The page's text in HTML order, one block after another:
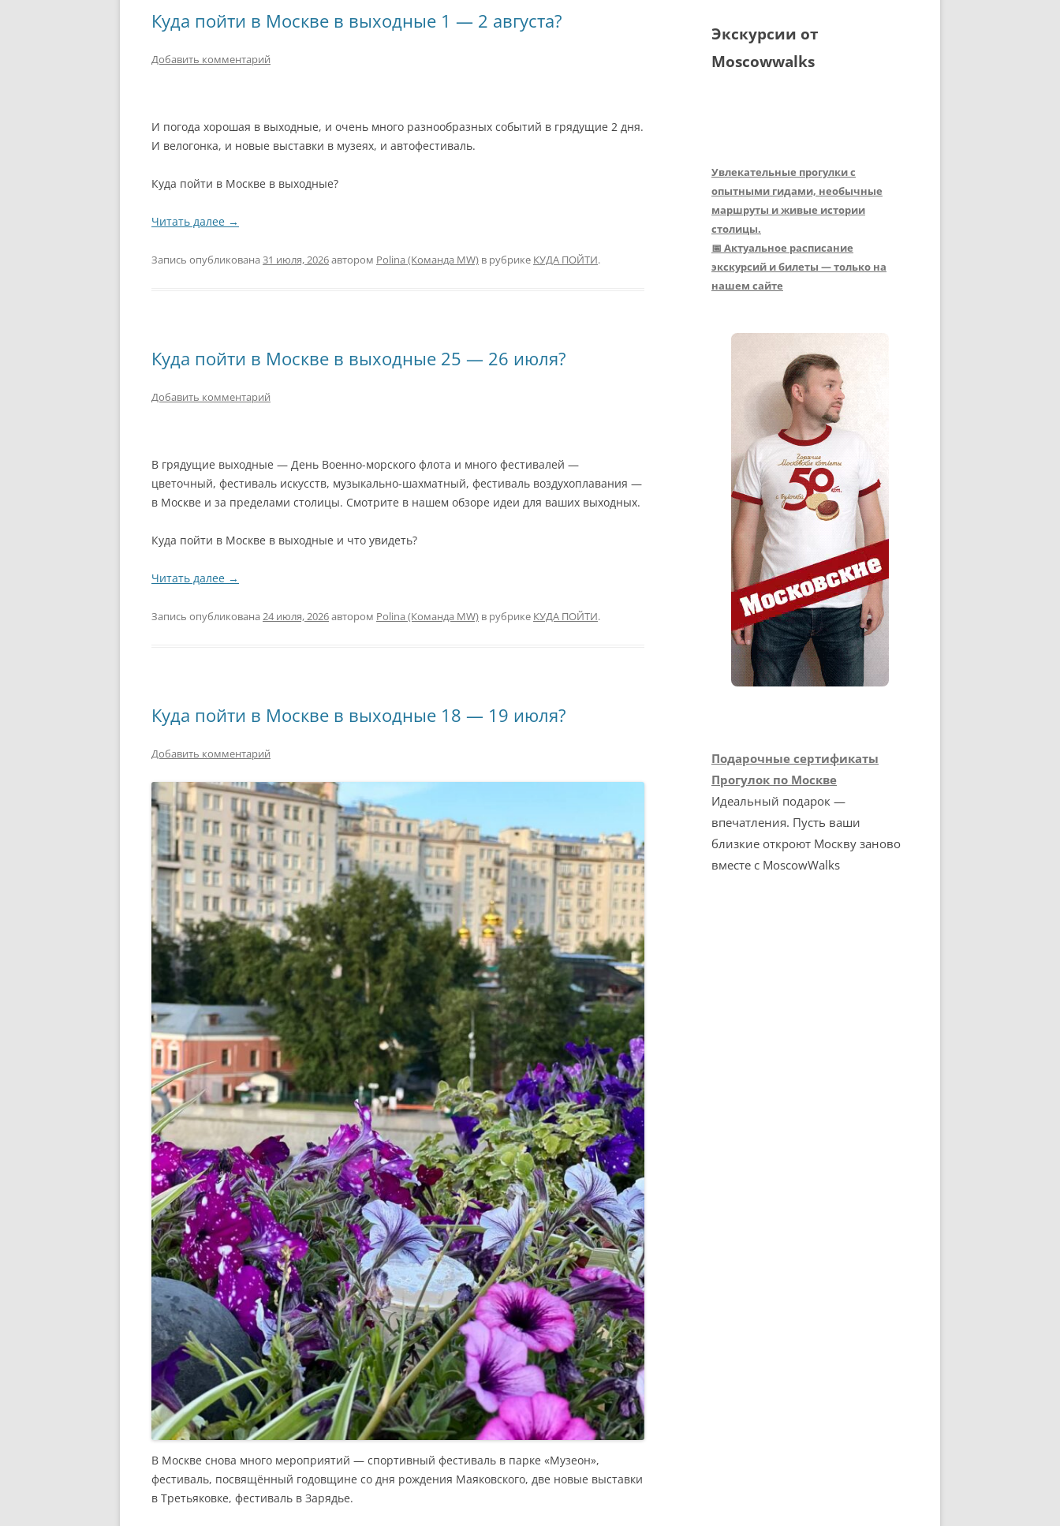
Куда пойти в Москве в выходные 1 — 2 августа?
Добавить комментарий
И погода хорошая в выходные, и очень много разнообразных событий в грядущие 2 дня.
И велогонка, и новые выставки в музеях, и автофестиваль.
Куда пойти в Москве в выходные?
Читать далее →
Запись опубликована 31 июля, 2026автором Polina (Команда MW) в рубрике КУДА ПОЙТИ.
Куда пойти в Москве в выходные 25 — 26 июля?
Добавить комментарий
В грядущие выходные — День Военно-морского флота и много фестивалей —
цветочный, фестиваль искусств, музыкально-шахматный, фестиваль воздухоплавания —
в Москве и за пределами столицы. Смотрите в нашем обзоре идеи для ваших выходных.
Куда пойти в Москве в выходные и что увидеть?
Читать далее →
Запись опубликована 24 июля, 2026автором Polina (Команда MW) в рубрике КУДА ПОЙТИ.
Куда пойти в Москве в выходные 18 — 19 июля?
Добавить комментарий
В Москве снова много мероприятий — спортивный фестиваль в парке «Музеон»,
фестиваль, посвящённый годовщине со дня рождения Маяковского, две новые выставки
в Третьяковке, фестиваль в Зарядье.
Экскурсии от
Moscowwalks
Увлекательные прогулки с
опытными гидами, необычные
маршруты и живые истории
столицы.
📅 Актуальное расписание
экскурсий и билеты — только на
нашем сайте
Подарочные сертификаты
Прогулок по Москве
Идеальный подарок —
впечатления. Пусть ваши
близкие откроют Москву заново
вместе с MoscowWalks